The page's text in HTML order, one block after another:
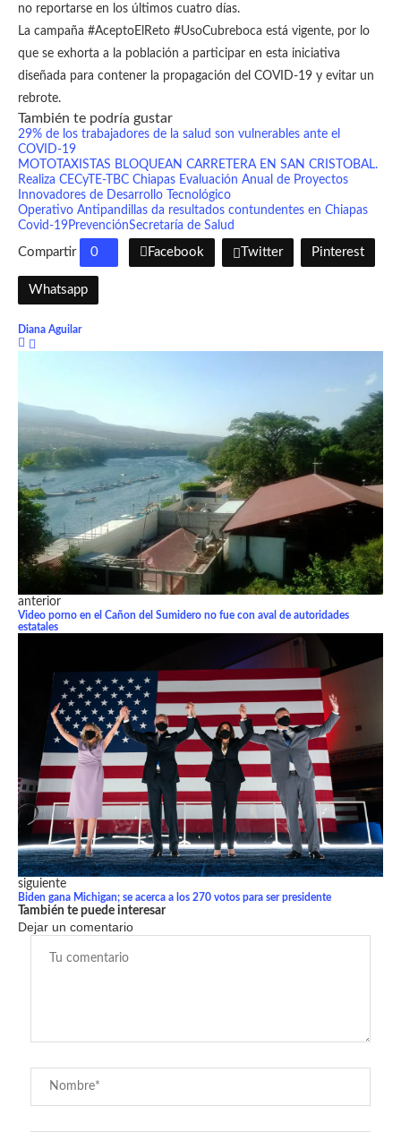
no reportarse en los últimos cuatro días.
La campaña #AceptoElReto #UsoCubreboca está vigente, por lo
que se exhorta a la población a participar en esta iniciativa
diseñada para contener la propagación del COVID-19 y evitar un
rebrote.
También te podría gustar
29% de los trabajadores de la salud son vulnerables ante el
COVID-19
MOTOTAXISTAS BLOQUEAN CARRETERA EN SAN CRISTOBAL.
Realiza CECyTE-TBC Chiapas Evaluación Anual de Proyectos
Innovadores de Desarrollo Tecnológico
Operativo Antipandillas da resultados contundentes en Chiapas
Covid-19PrevenciónSecretaría de Salud
Compartir 0 Facebook Twitter Pinterest
Whatsapp
Diana Aguilar
anterior
Video porno en el Cañon del Sumidero no fue con aval de autoridades
estatales
siguiente
Biden gana Michigan; se acerca a los 270 votos para ser presidente
También te puede interesar
Dejar un comentario